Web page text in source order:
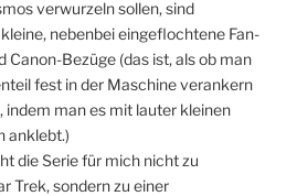
verwurzeln sollen, sind
nebenbei eingeflochtene Fan-
Canon-Bezüge (das ist, als ob man
fest in der Maschine verankern
indem man es mit lauter kleinen
anklebt.)
die Serie für mich nicht zu
Trek, sondern zu einer